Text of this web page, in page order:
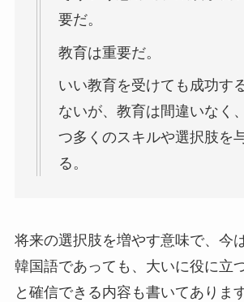
要だ。
教育は重要だ。
いい教育を受けても成功す
ないが、教育は間違いなく
つ多くのスキルや選択肢を
る。
将来の選択肢を増やす意味で、今
韓国語であっても、 大いに役に立
と確信できる内容も書いてあります